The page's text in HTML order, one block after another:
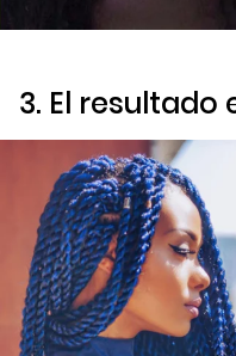
3. El resultado